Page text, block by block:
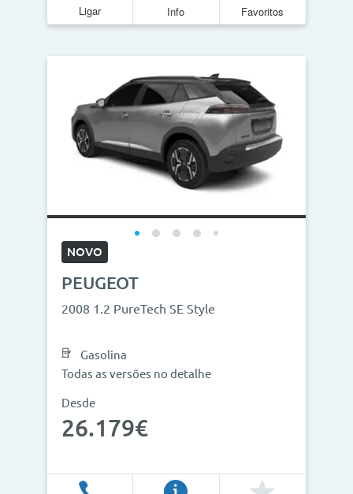
Ligar Info Favoritos
NOVO
PEUGEOT
2008 1.2 PureTech SE Style
Gasolina
Todas as versões no detalhe
Desde
26.179€